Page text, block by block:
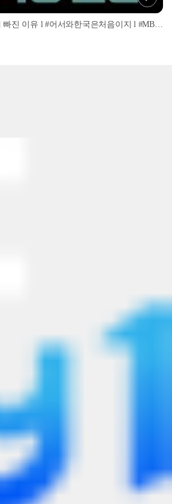
'너무 신선해서 맹맛인데...?' 이탈리아 셰프들이 회 먹다 막장에 빠진 이유 l #어서와한국은처음이지 l #MBCevery1 l EP.437